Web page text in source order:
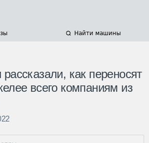
Найти машины
как переносят
всего компаниям из